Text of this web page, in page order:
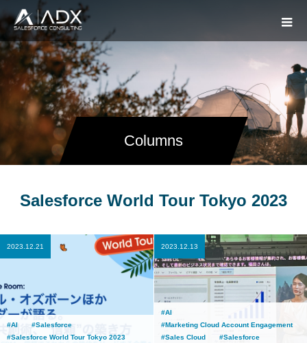
Columns
Salesforce World Tour Tokyo 2023
2023.12.21
AI
Salesforce
Salesforce World Tour Tokyo 2023
2023.12.13
AI
Marketing Cloud Account Engagement
Sales Cloud
Salesforce